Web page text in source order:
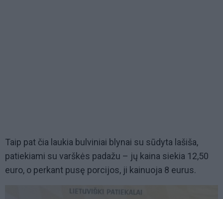
Taip pat čia laukia bulviniai blynai su sūdyta lašiša,
patiekiami su varškės padažu – jų kaina siekia 12,50
euro, o perkant pusę porcijos, ji kainuoja 8 eurus.